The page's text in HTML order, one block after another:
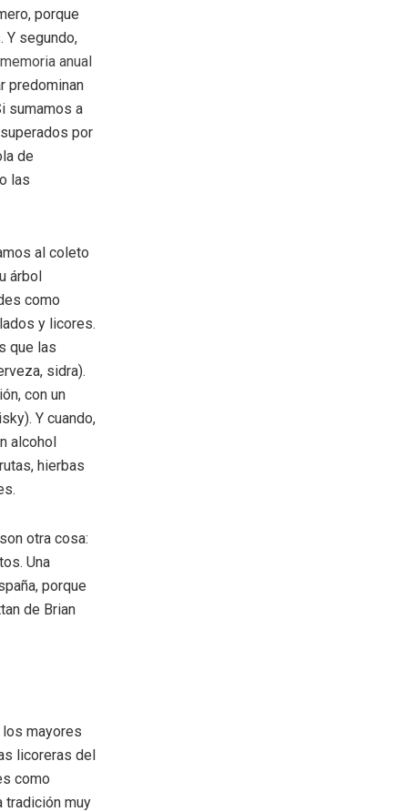
porque
Y segundo,
memoria anual
predominan
sumamos a
por
de
las
al coleto
árbol
como
y licores.
que las
sidra).
con un
Y cuando,
alcohol
hierbas
otra cosa:
Una
porque
de Brian
mayores
licoreras del
como
tradición muy